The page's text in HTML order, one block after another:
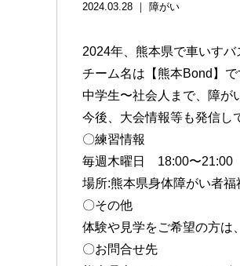
2024.03.28 ｜ 障がい
2024年、熊本県で車いすバ
チーム名は【熊本Bond】で
中学生〜社会人まで、障が
今後、大会情報等も発信し
〇練習情報
毎週木曜日 18:00〜21:00
場所:熊本県身体障がい者
〇その他
体験や見学をご希望の方は
〇お問合せ先